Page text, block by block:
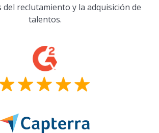
reclutamiento y la adquisición de
talentos.